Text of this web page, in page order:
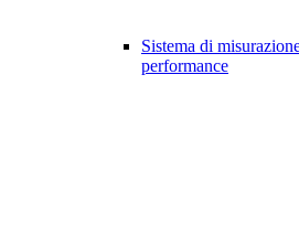
Sistema di
performance